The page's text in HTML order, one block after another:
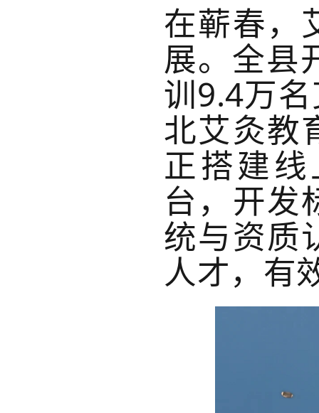
在蕲春，
展。全县
训9.4万
北艾灸教
正搭建
台，开发
统与资质
人才，有